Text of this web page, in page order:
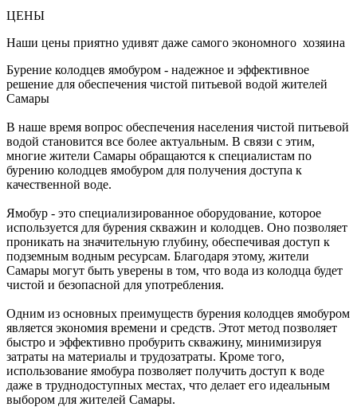
ЦЕНЫ
Наши цены приятно удивят даже самого экономного хозяина
Бурение колодцев ямобуром - надежное и эффективное
решение для обеспечения чистой питьевой водой жителей
Самары
В наше время вопрос обеспечения населения чистой питьевой
водой становится все более актуальным. В связи с этим,
многие жители Самары обращаются к специалистам по
бурению колодцев ямобуром для получения доступа к
качественной воде.
Ямобур - это специализированное оборудование, которое
используется для бурения скважин и колодцев. Оно позволяет
проникать на значительную глубину, обеспечивая доступ к
подземным водным ресурсам. Благодаря этому, жители
Самары могут быть уверены в том, что вода из колодца будет
чистой и безопасной для употребления.
Одним из основных преимуществ бурения колодцев ямобуром
является экономия времени и средств. Этот метод позволяет
быстро и эффективно пробурить скважину, минимизируя
затраты на материалы и трудозатраты. Кроме того,
использование ямобура позволяет получить доступ к воде
даже в труднодоступных местах, что делает его идеальным
выбором для жителей Самары.